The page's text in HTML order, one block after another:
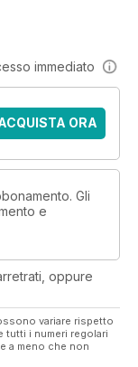
immediato
ORA
Gli
e
oppure
variare rispetto
tutti i numeri regolari
a meno che non